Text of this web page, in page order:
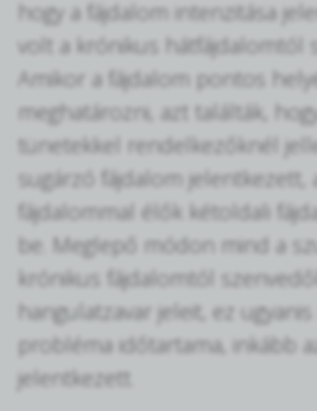
hogy a fájdalom intenzitása
volt a krónikus hátfájdalomtól
Amikor a fájdalom pontos
meghatározni, azt találták,
tünetekkel rendelkezőknél
sugárzó fájdalom jelentkezett,
fájdalommal élők kétoldali
be. Meglepő módon mind a
krónikus fájdalomtól
hangulatzavar jeleit, ez
probléma időtartama, inkább
jelentkezett.